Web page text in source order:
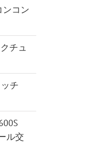
コン
チュ
チ
ル交